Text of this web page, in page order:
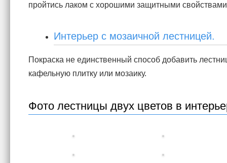
пройтись лаком с хорошими защитными
Интерьер с мозаичной лестницей.
Покраска не единственный способ добавить
кафельную плитку или мозаику.
Фото лестницы двух цветов в